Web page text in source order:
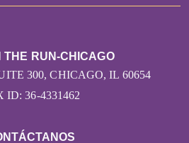
THE RUN-CHICAGO
300, CHICAGO, IL 60654
ID: 36-4331462